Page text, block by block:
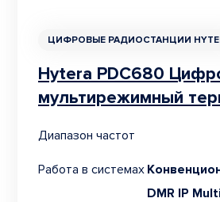
ЦИФРОВЫЕ РАДИОСТАНЦИИ
Hytera PDC680
мультирежимный
Диапазон частот
Работа в системах
DMR IP